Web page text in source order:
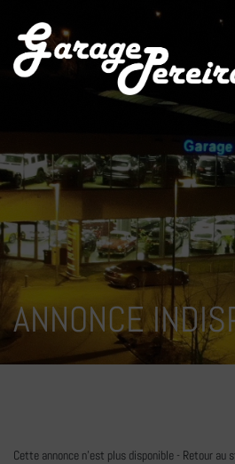
ANNONCE
Cette annonce n'est plus disponible - Retour au
Paramètres avancés des cookies